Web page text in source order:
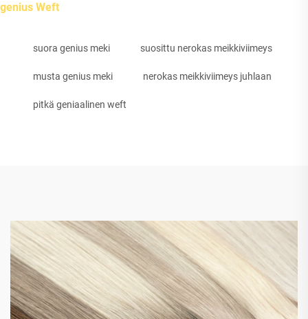
genius Weft
suora genius meki suosittu nerokas meikkiviimeys
musta genius meki nerokas meikkiviimeys juhlaan
pitkä geniaalinen weft